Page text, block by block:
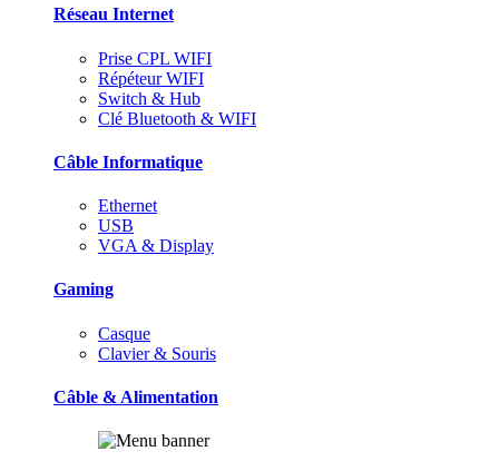
Réseau Internet
Prise CPL WIFI
Répéteur WIFI
Switch & Hub
Clé Bluetooth & WIFI
Câble Informatique
Ethernet
USB
VGA & Display
Gaming
Casque
Clavier & Souris
Câble & Alimentation